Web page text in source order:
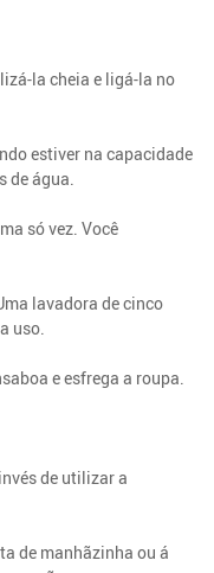
la cheia e ligá-la no
estiver na capacidade
água.
só vez. Você
lavadora de cinco
uso.
e esfrega a roupa.
de utilizar a
de manhãzinha ou á